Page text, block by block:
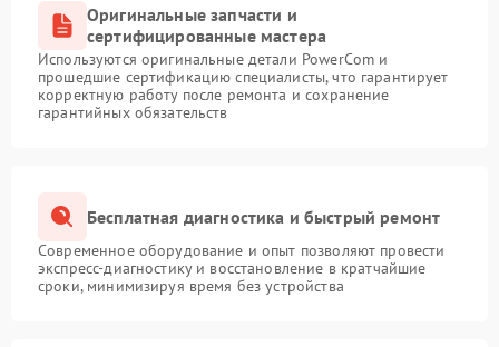
Оригинальные запчасти и
сертифицированные мастера
Используются оригинальные детали PowerCom и
прошедшие сертификацию специалисты, что гарантирует
корректную работу после ремонта и сохранение
гарантийных обязательств
Бесплатная диагностика и быстрый ремонт
Современное оборудование и опыт позволяют провести
экспресс-диагностику и восстановление в кратчайшие
сроки, минимизируя время без устройства